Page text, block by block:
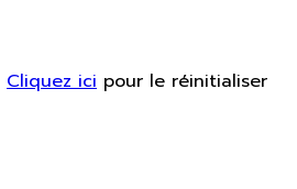
Cliquez ici pour le réinitialiser